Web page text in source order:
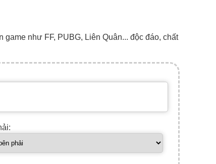
game như FF, PUBG, Liên Quân... độc đáo, chất